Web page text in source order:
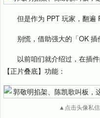
但是作为 PPT 玩家，翻
别慌，借助强大的「OK 插
以前咱们就介绍过，在插
【正片叠底】功能：
▲点击头像私